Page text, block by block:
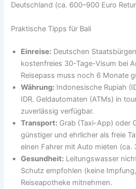
Deutschland (ca. 600–900 Euro
Praktische Tipps für Bali
Einreise: Deutschen
kostenfreies 30-Tage-Visum bei
Reisepass muss noch 6 Monate
Währung: Indonesische Rupiah
IDR. Geldautomaten (ATMs) in
zuverlässig verfügbar.
Transport: Grab (Taxi-App) oder
günstiger und ehrlicher als freie
einen Fahrer mit Auto mieten (ca.
Gesundheit: Leitungswasser
Schutz empfohlen (keine
Reiseapotheke mitnehmen.